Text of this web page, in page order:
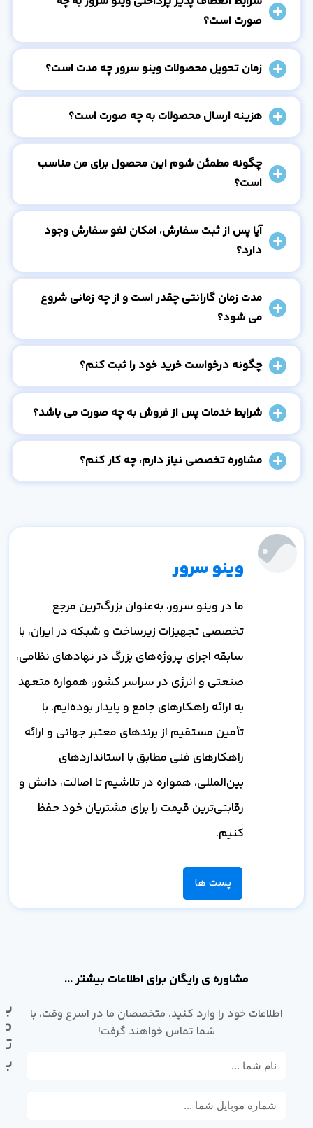
صورت است؟
زمان تحویل محصولات وینو سرور چه مدت است؟
هزینه ارسال محصولات به چه صورت است؟
چگونه مطمئن شوم این محصول برای من مناسب
است؟
آیا پس از ثبت سفارش، امکان لغو سفارش وجود
دارد؟
مدت زمان گارانتی چقدر است و از چه زمانی شروع
می شود؟
چگونه درخواست خرید خود را ثبت کنم؟
شرایط خدمات پس از فروش به چه صورت می باشد؟
مشاوره تخصصی نیاز دارم، چه کار کنم؟
وینو سرور
ما در وینو سرور، به‌عنوان بزرگ‌ترین مرجع
تخصصی تجهیزات زیرساخت و شبکه در ایران، با
سابقه اجرای پروژه‌های بزرگ در نهادهای نظامی،
صنعتی و انرژی در سراسر کشور، همواره متعهد
به ارائه راهکارهای جامع و پایدار بوده‌ایم. با
تأمین مستقیم از برندهای معتبر جهانی و ارائه
راهکارهای فنی مطابق با استانداردهای
بین‌المللی، همواره در تلاشیم تا اصالت، دانش و
رقابتی‌ترین قیمت را برای مشتریان خود حفظ
کنیم.
پست ها
مشاوره ی رایگان برای اطلاعات بیشتر ...
اطلاعات خود را وارد کنید. متخصصان ما در اسرع وقت، با
شما تماس خواهند گرفت!
با